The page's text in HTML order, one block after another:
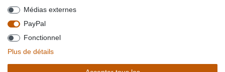
BESUCHEN SIE UNS AUF
*Alle Preise verstehen sich inkl. MwSt. zzgl. Versandkosten. **Gilt für Lieferungen
innerhalb deutschlands, Lieferzeiten für andere Länder entnehmen Sie bitte der
Schaltfäche mit denVersandinformationen. *** Bei den ausgewiesenen Versandkosten
Médias externes
PayPal
Fonctionnel
Plus de détails